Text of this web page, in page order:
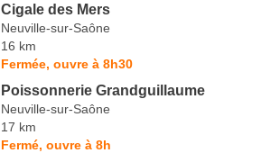
Cigale des Mers
Neuville-sur-Saône
16 km
Fermée, ouvre à 8h30
Poissonnerie Grandguillaume
Neuville-sur-Saône
17 km
Fermé, ouvre à 8h